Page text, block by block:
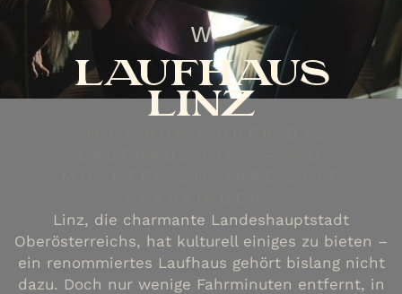
w
LAUFHAUS
LINZ
Linz, die charmante Landeshauptstadt
Oberösterreichs, hat kulturell einiges zu bieten –
ein renommiertes Laufhaus gehört bislang nicht
dazu. Doch nur wenige Fahrminuten entfernt, in